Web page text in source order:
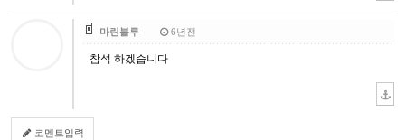
마린블루 6년전
참석 하겠습니다
코멘트입력